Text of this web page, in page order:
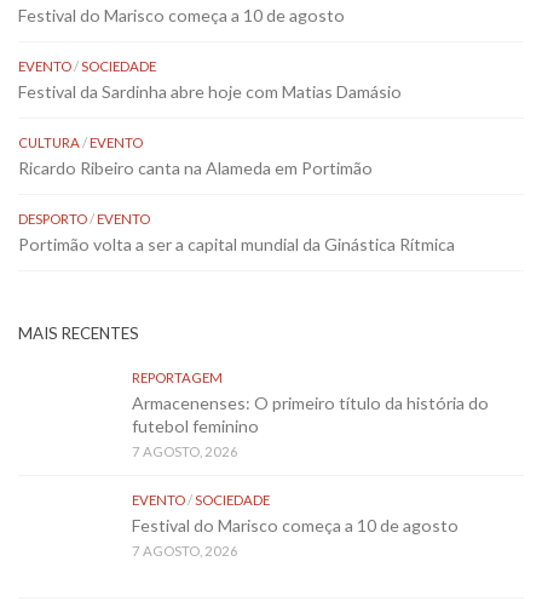
Festival do Marisco começa a 10 de agosto
EVENTO/SOCIEDADE
Festival da Sardinha abre hoje com Matias Damásio
CULTURA/EVENTO
Ricardo Ribeiro canta na Alameda em Portimão
DESPORTO/EVENTO
Portimão volta a ser a capital mundial da Ginástica Rítmica
MAIS RECENTES
REPORTAGEM
Armacenenses: O primeiro título da história do
futebol feminino
7 AGOSTO, 2026
EVENTO/SOCIEDADE
Festival do Marisco começa a 10 de agosto
7 AGOSTO, 2026